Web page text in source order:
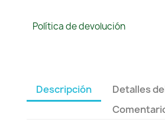
Política de devolución
Descripción
Detalles